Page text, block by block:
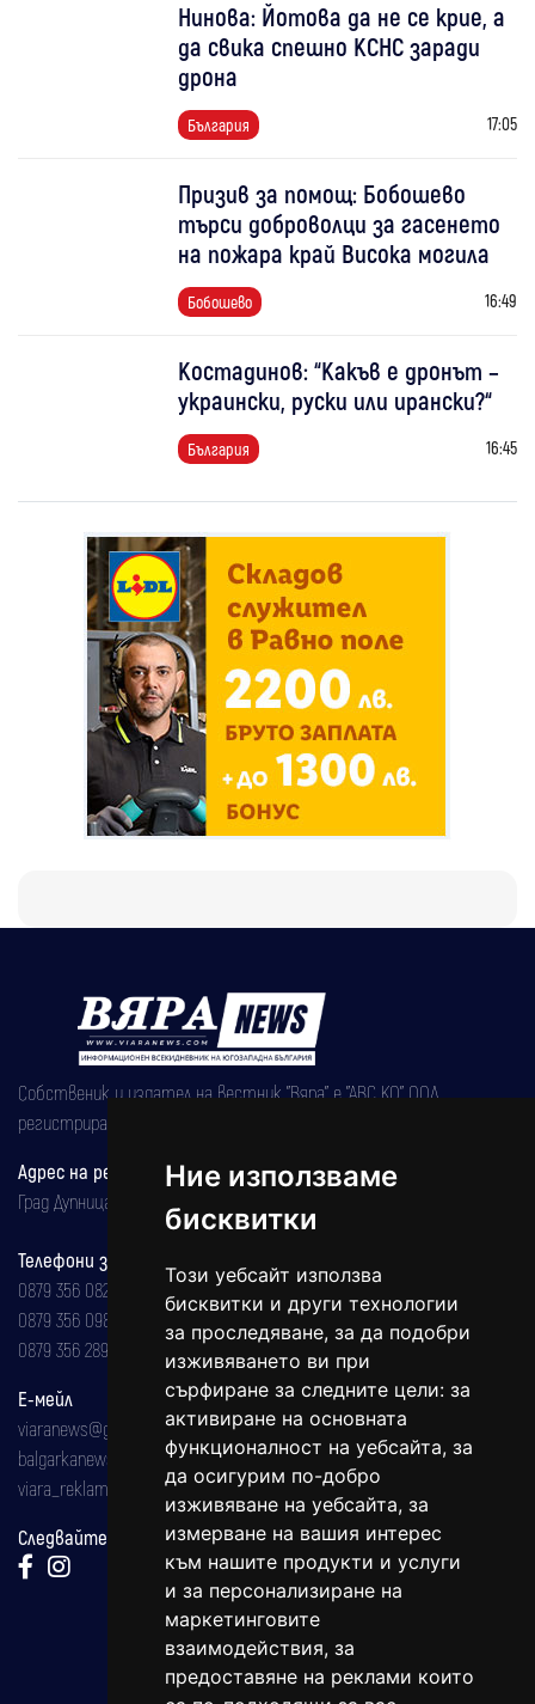
Ние използваме
бисквитки
Този уебсайт използва
бисквитки и други технологии
за проследяване, за да подобри
изживяването ви при
сърфиране за следните цели: за
активиране на основната
функционалност на уебсайта, за
да осигурим по-добро
изживяване на уебсайта, за
измерване на вашия интерес
към нашите продукти и услуги
и за персонализиране на
маркетинговите
взаимодействия, за
предоставяне на реклами които
Нинова: Йотова да не се крие, а
да свика спешно КСНС заради
дрона
България 17:05
Призив за помощ: Бобошево
търси доброволци за гасенето
на пожара край Висока могила
Бобошево 16:49
Костадинов: “Какъв е дронът –
украински, руски или ирански?“
България 16:45
Собственик и издател на вестник "Вяра" е "АВС КО" ООД,
регистрирана на 08.05.2002 година.
Адрес на редакцията
Град Дупница, ул.''Христо Ботев" 43
Телефони за реклама и абонаменти
0879 356 082
0879 356 098
0879 356 289
Е-мейл
viaranews@gmail.com
balgarkanews@gmail.com
viara_reklama@mail.bg
Следвайте ни: